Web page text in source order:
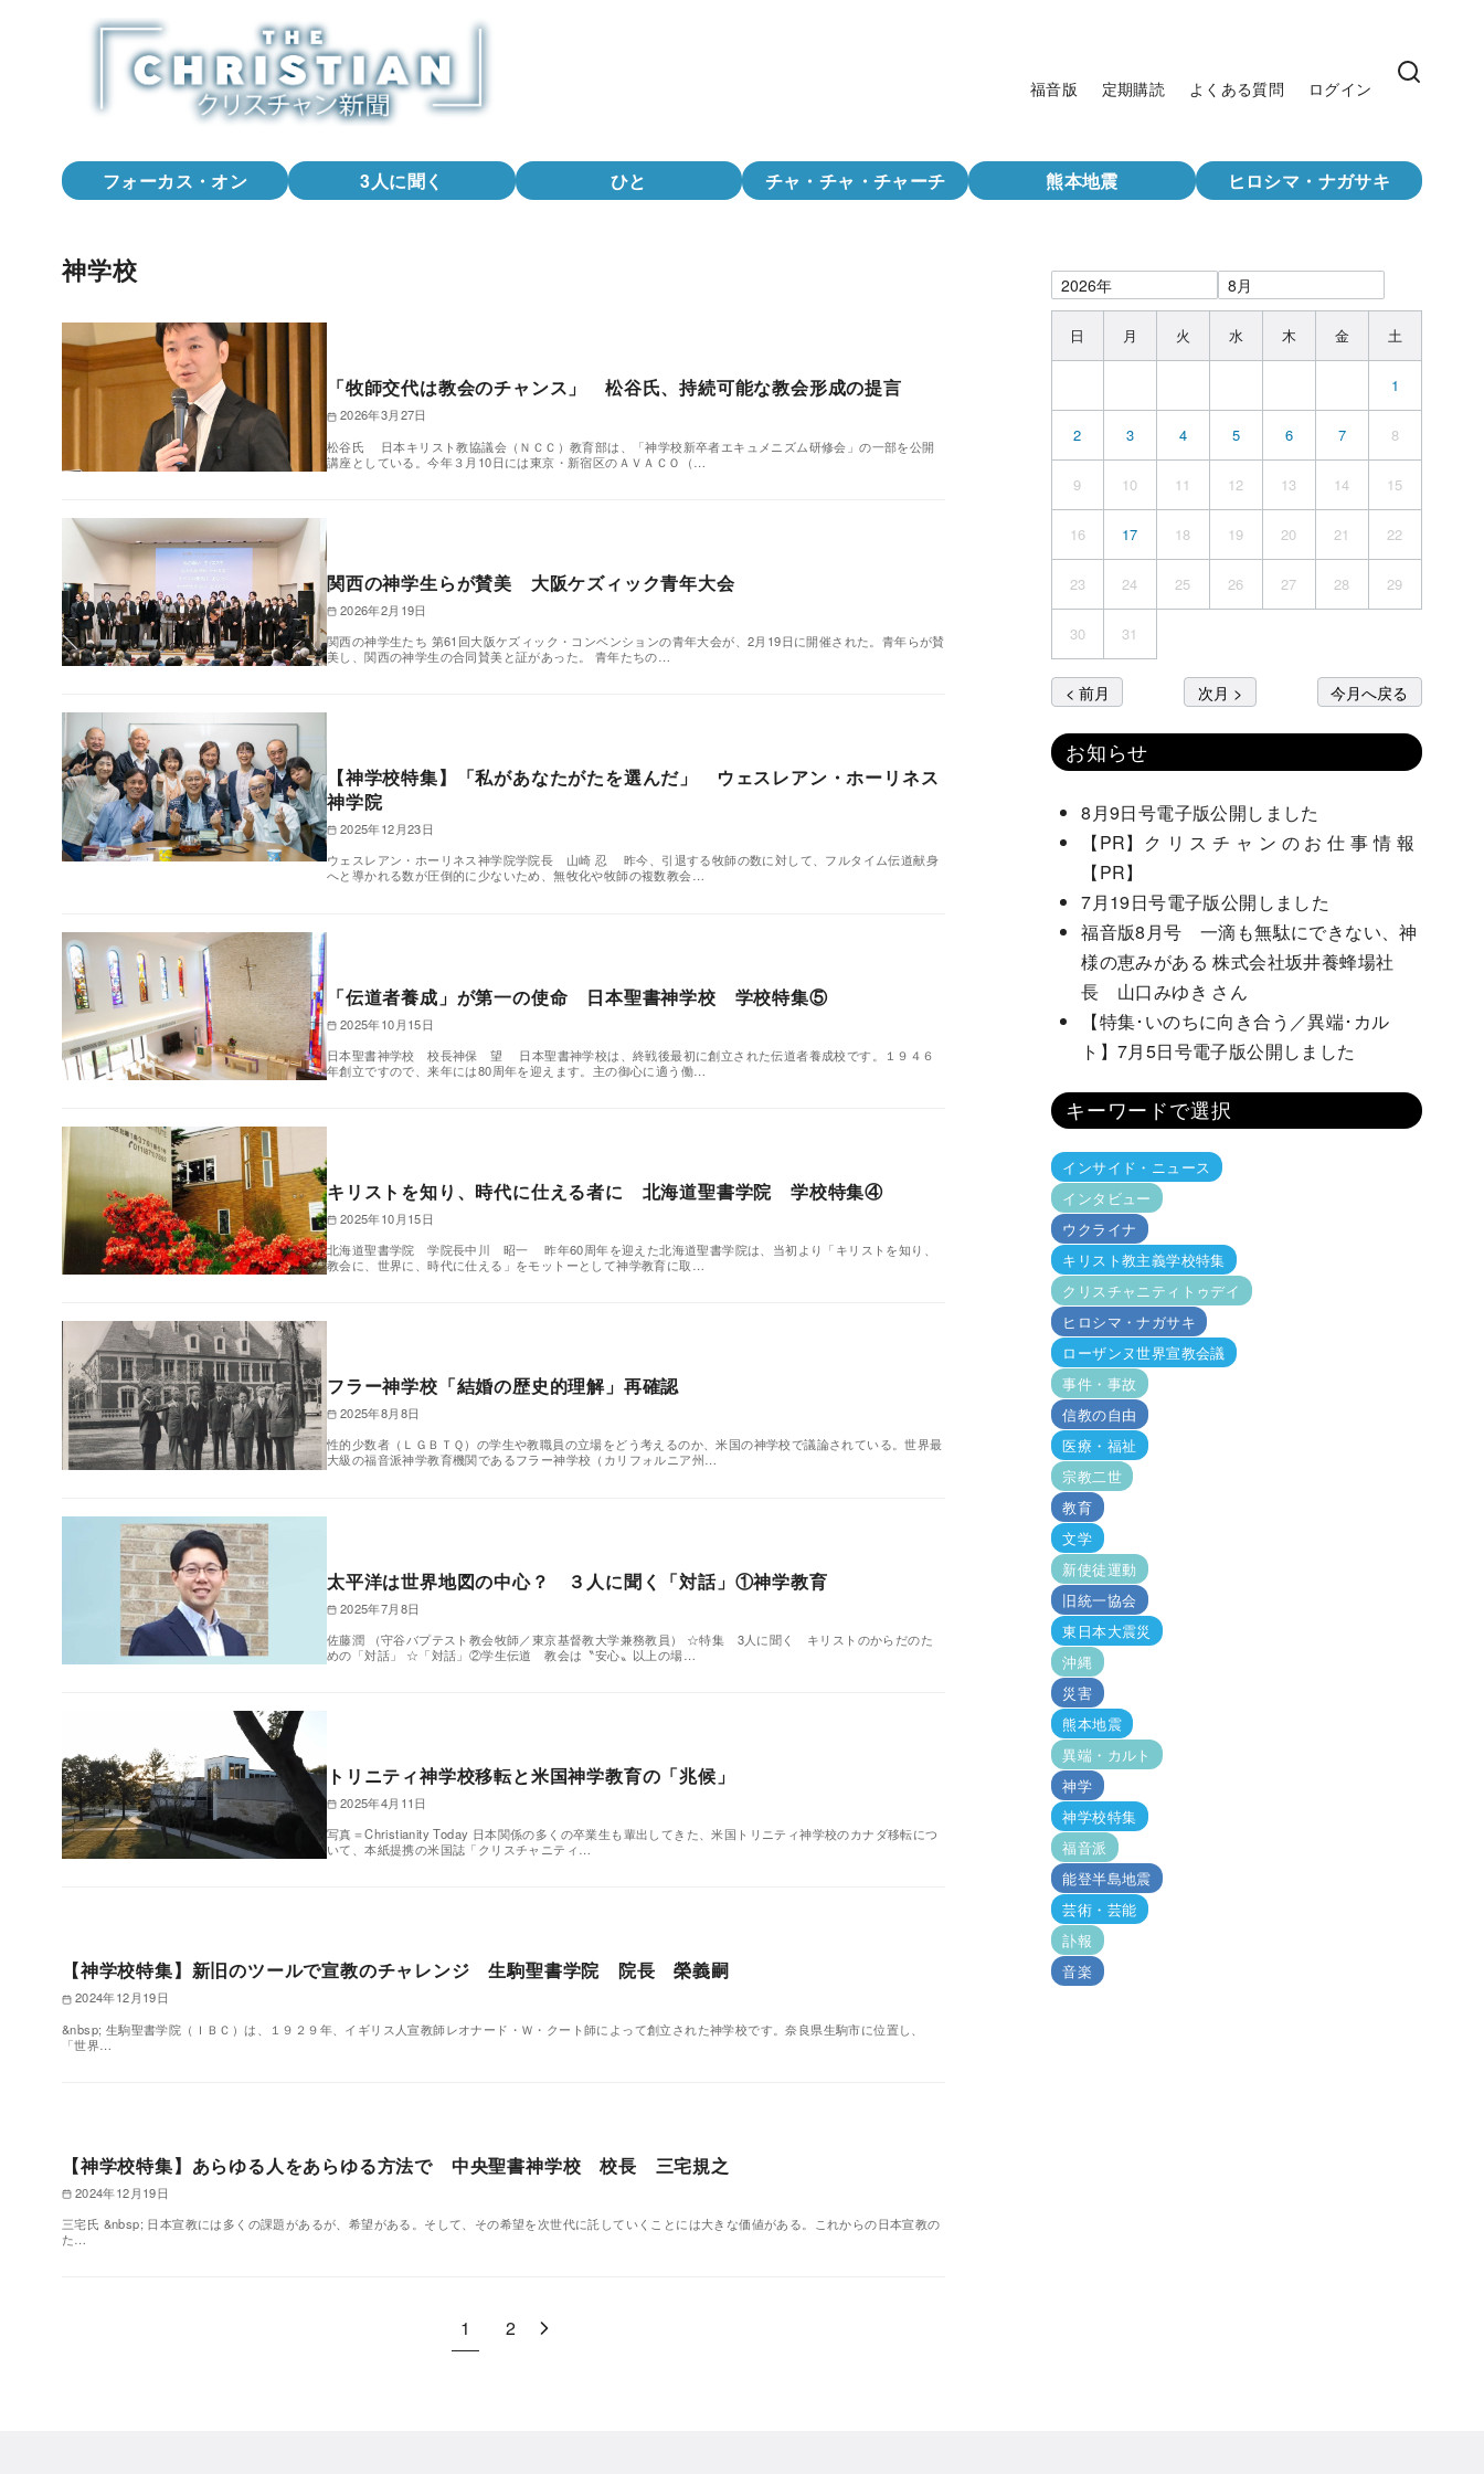
福音版 定期購読 よくある質問 ログイン
フォーカス・オン 3人に聞く ひと チャ・チャ・チャーチ 熊本地震 ヒロシマ・ナガサキ
神学校
「牧師交代は教会のチャンス」 松谷氏、持続可能な教会形成の提言
2026年3月27日
松谷氏 日本キリスト教協議会（ＮＣＣ）教育部は、「神学校新卒者エキュメニズム研修会」の一部を公開
講座としている。今年３月10日には東京・新宿区のＡＶＡＣＯ（…
関西の神学生らが賛美 大阪ケズィック青年大会
2026年2月19日
関西の神学生たち 第61回大阪ケズィック・コンベンションの青年大会が、2月19日に開催された。青年らが賛
美し、関西の神学生の合同賛美と証があった。 青年たちの…
【神学校特集】「私があなたがたを選んだ」 ウェスレアン・ホーリネス
神学院
2025年12月23日
ウェスレアン・ホーリネス神学院学院長 山崎 忍 昨今、引退する牧師の数に対して、フルタイム伝道献身
へと導かれる数が圧倒的に少ないため、無牧化や牧師の複数教会…
「伝道者養成」が第一の使命 日本聖書神学校 学校特集⑤
2025年10月15日
日本聖書神学校 校長神保 望 日本聖書神学校は、終戦後最初に創立された伝道者養成校です。１９４６
年創立ですので、来年には80周年を迎えます。主の御心に適う働…
キリストを知り、時代に仕える者に 北海道聖書学院 学校特集④
2025年10月15日
北海道聖書学院 学院長中川 昭一 昨年60周年を迎えた北海道聖書学院は、当初より「キリストを知り、
教会に、世界に、時代に仕える」をモットーとして神学教育に取…
フラー神学校「結婚の歴史的理解」再確認
2025年8月8日
性的少数者（ＬＧＢＴＱ）の学生や教職員の立場をどう考えるのか、米国の神学校で議論されている。世界最
大級の福音派神学教育機関であるフラー神学校（カリフォルニア州…
太平洋は世界地図の中心？ ３人に聞く「対話」①神学教育
2025年7月8日
佐藤潤 （守谷バプテスト教会牧師／東京基督教大学兼務教員） ☆特集 3人に聞く キリストのからだのた
めの「対話」 ☆「対話」②学生伝道 教会は〝安心〟以上の場…
トリニティ神学校移転と米国神学教育の「兆候」
2025年4月11日
写真＝Christianity Today 日本関係の多くの卒業生も輩出してきた、米国トリニティ神学校のカナダ移転につ
いて、本紙提携の米国誌「クリスチャニティ…
【神学校特集】新旧のツールで宣教のチャレンジ 生駒聖書学院 院長 榮義嗣
2024年12月19日
&nbsp; 生駒聖書学院（ＩＢＣ）は、１９２９年、イギリス人宣教師レオナード・Ｗ・クート師によって創立された神学校です。奈良県生駒市に位置し、
「世界…
【神学校特集】あらゆる人をあらゆる方法で 中央聖書神学校 校長 三宅規之
2024年12月19日
三宅氏 &nbsp; 日本宣教には多くの課題があるが、希望がある。そして、その希望を次世代に託していくことには大きな価値がある。これからの日本宣教の
た…
1 2
日 月 火 水 木 金 土
1
2 3 4 5 6 7 8
9 10 11 12 13 14 15
16 17 18 19 20 21 22
23 24 25 26 27 28 29
30 31
< 前月 次月 > 今月へ戻る
お知らせ
8月9日号電子版公開しました
【PR】ク リ ス チ ャ ン の お 仕 事 情 報
【PR】
7月19日号電子版公開しました
福音版8月号 一滴も無駄にできない、神
様の恵みがある 株式会社坂井養蜂場社
長 山口みゆき さん
【特集･いのちに向き合う／異端･カル
ト】7月5日号電子版公開しました
キーワードで選択
インサイド・ニュース
インタビュー
ウクライナ
キリスト教主義学校特集
クリスチャニティトゥデイ
ヒロシマ・ナガサキ
ローザンヌ世界宣教会議
事件・事故
信教の自由
医療・福祉
宗教二世
教育
文学
新使徒運動
旧統一協会
東日本大震災
沖縄
災害
熊本地震
異端・カルト
神学
神学校特集
福音派
能登半島地震
芸術・芸能
訃報
音楽